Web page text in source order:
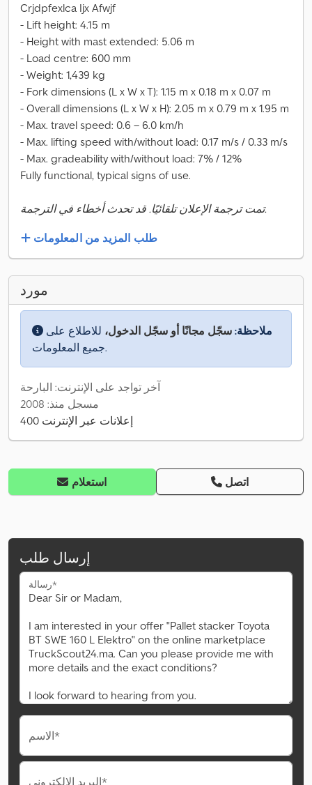
Crjdpfexlca Ijx Afwjf
- Lift height: 4.15 m
- Height with mast extended: 5.06 m
- Load centre: 600 mm
- Weight: 1,439 kg
- Fork dimensions (L x W x T): 1.15 m x 0.18 m x 0.07 m
- Overall dimensions (L x W x H): 2.05 m x 0.79 m x 1.95 m
- Max. travel speed: 0.6 – 6.0 km/h
- Max. lifting speed with/without load: 0.17 m/s / 0.33 m/s
- Max. gradeability with/without load: 7% / 12%
Fully functional, typical signs of use.
تمت ترجمة الإعلان تلقائيًا. قد تحدث أخطاء في الترجمة.
طلب المزيد من المعلومات
مورد
ملاحظة: سجّل مجانًا أو سجّل الدخول، للاطلاع على
جميع المعلومات.
آخر تواجد على الإنترنت: البارحة
مسجل منذ: 2008
400 إعلانات عبر الإنترنت
استعلام اتصل
إرسال طلب
رسالة*
الاسم*
البريد الإلكتروني*